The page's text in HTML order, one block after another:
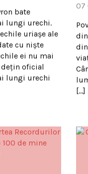
bate
lungi urechi.
uriașe ale
cu niște
ei nu mai
oficial
lungi urechi
07
[…]